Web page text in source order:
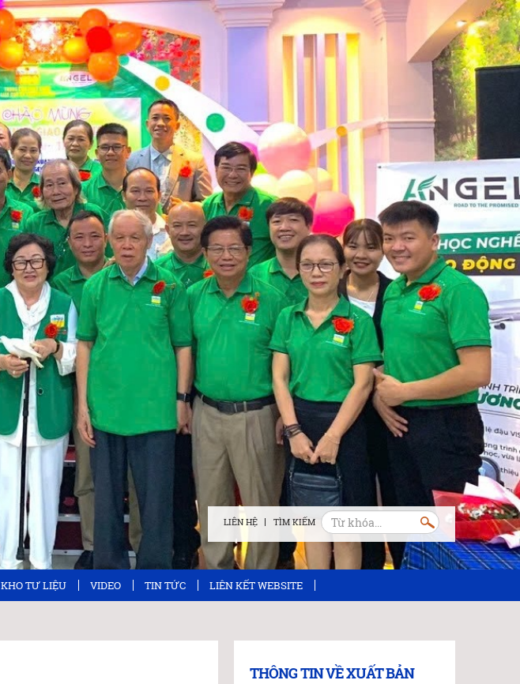
LIÊN HỆ
KHO TƯ LIỆU VIDEO TIN TỨC LIÊN KẾT WEBSITE
THÔNG TIN VỀ XUẤT BẢN